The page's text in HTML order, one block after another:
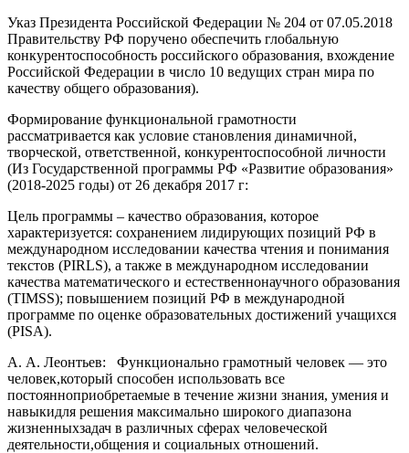
Указ Президента Российской Федерации № 204 от 07.05.2018
Правительству РФ поручено обеспечить глобальную
конкурентоспособность российского образования, вхождение
Российской Федерации в число 10 ведущих стран мира по
качеству общего образования).
Формирование функциональной грамотности
рассматривается как условие становления динамичной,
творческой, ответственной, конкурентоспособной личности
(Из Государственной программы РФ «Развитие образования»
(2018-2025 годы) от 26 декабря 2017 г:
Цель программы – качество образования, которое
характеризуется: cохранением лидирующих позиций РФ в
международном исследовании качества чтения и понимания
текстов (PIRLS), а также в международном исследовании
качества математического и естественнонаучного образования
(TIMSS); повышением позиций РФ в международной
программе по оценке образовательных достижений учащихся
(PISA).
А. А. Леонтьев: Функционально грамотный человек — это
человек,который способен использовать все
постоянноприобретаемые в течение жизни знания, умения и
навыкидля решения максимально широкого диапазона
жизненныхзадач в различных сферах человеческой
деятельности,общения и социальных отношений.